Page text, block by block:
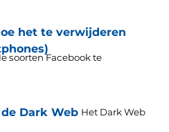
het te verwijderen
soorten Facebook te
Dark Web Het Dark Web